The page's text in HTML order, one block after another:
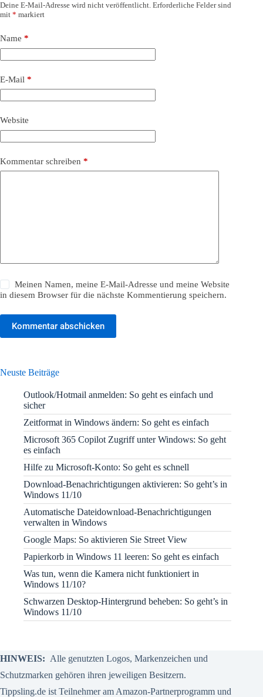
Deine E-Mail-Adresse wird nicht veröffentlicht. Erforderliche Felder sind
mit * markiert
Name *
E-Mail *
Website
Kommentar schreiben *
Meinen Namen, meine E-Mail-Adresse und meine Website
in diesem Browser für die nächste Kommentierung speichern.
Kommentar abschicken
Neuste Beiträge
Outlook/Hotmail anmelden: So geht es einfach und
sicher
Zeitformat in Windows ändern: So geht es einfach
Microsoft 365 Copilot Zugriff unter Windows: So geht
es einfach
Hilfe zu Microsoft-Konto: So geht es schnell
Download-Benachrichtigungen aktivieren: So geht’s in
Windows 11/10
Automatische Dateidownload-Benachrichtigungen
verwalten in Windows
Google Maps: So aktivieren Sie Street View
Papierkorb in Windows 11 leeren: So geht es einfach
Was tun, wenn die Kamera nicht funktioniert in
Windows 11/10?
Schwarzen Desktop-Hintergrund beheben: So geht’s in
Windows 11/10
HINWEIS: Alle genutzten Logos, Markenzeichen und
Schutzmarken gehören ihren jeweiligen Besitzern.
Tippsling.de ist Teilnehmer am Amazon-Partnerprogramm und